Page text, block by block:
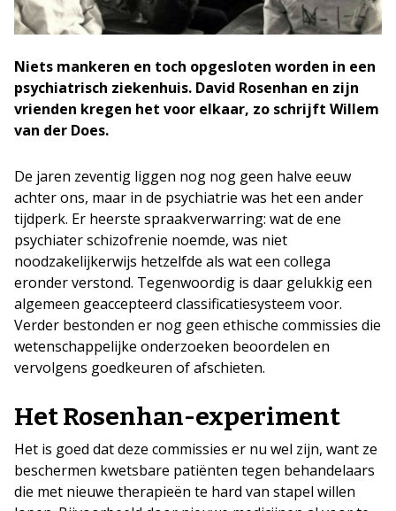
Niets mankeren en toch opgesloten worden in een
psychiatrisch ziekenhuis. David Rosenhan en zijn
vrienden kregen het voor elkaar, zo schrijft Willem
van der Does.
De jaren zeventig liggen nog nog geen halve eeuw
achter ons, maar in de psychiatrie was het een ander
tijdperk. Er heerste spraakverwarring: wat de ene
psychiater schizofrenie noemde, was niet
noodzakelijkerwijs hetzelfde als wat een collega
eronder verstond. Tegenwoordig is daar gelukkig een
algemeen geaccepteerd classificatiesysteem voor.
Verder bestonden er nog geen ethische commissies die
wetenschappelijke onderzoeken beoordelen en
vervolgens goedkeuren of afschieten.
Het Rosenhan-experiment
Het is goed dat deze commissies er nu wel zijn, want ze
beschermen kwetsbare patiënten tegen behandelaars
die met nieuwe therapieën te hard van stapel willen